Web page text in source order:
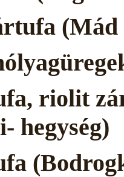
(Mád
riolit
hegység)